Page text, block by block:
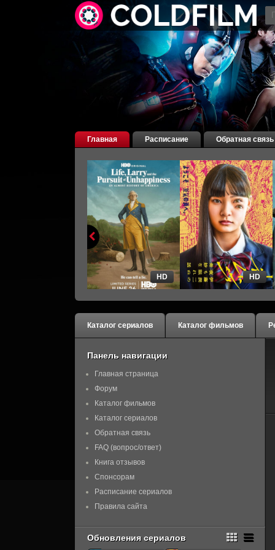
Главная Расписание Обратная связь
HD HD
Каталог сериалов Каталог фильмов
Панель навигации
Главная страница
Форум
Каталог фильмов
Каталог сериалов
Обратная связь
FAQ (вопрос/ответ)
Книга отзывов
Спонсорам
Расписание сериалов
Правила сайта
Обновления сериалов